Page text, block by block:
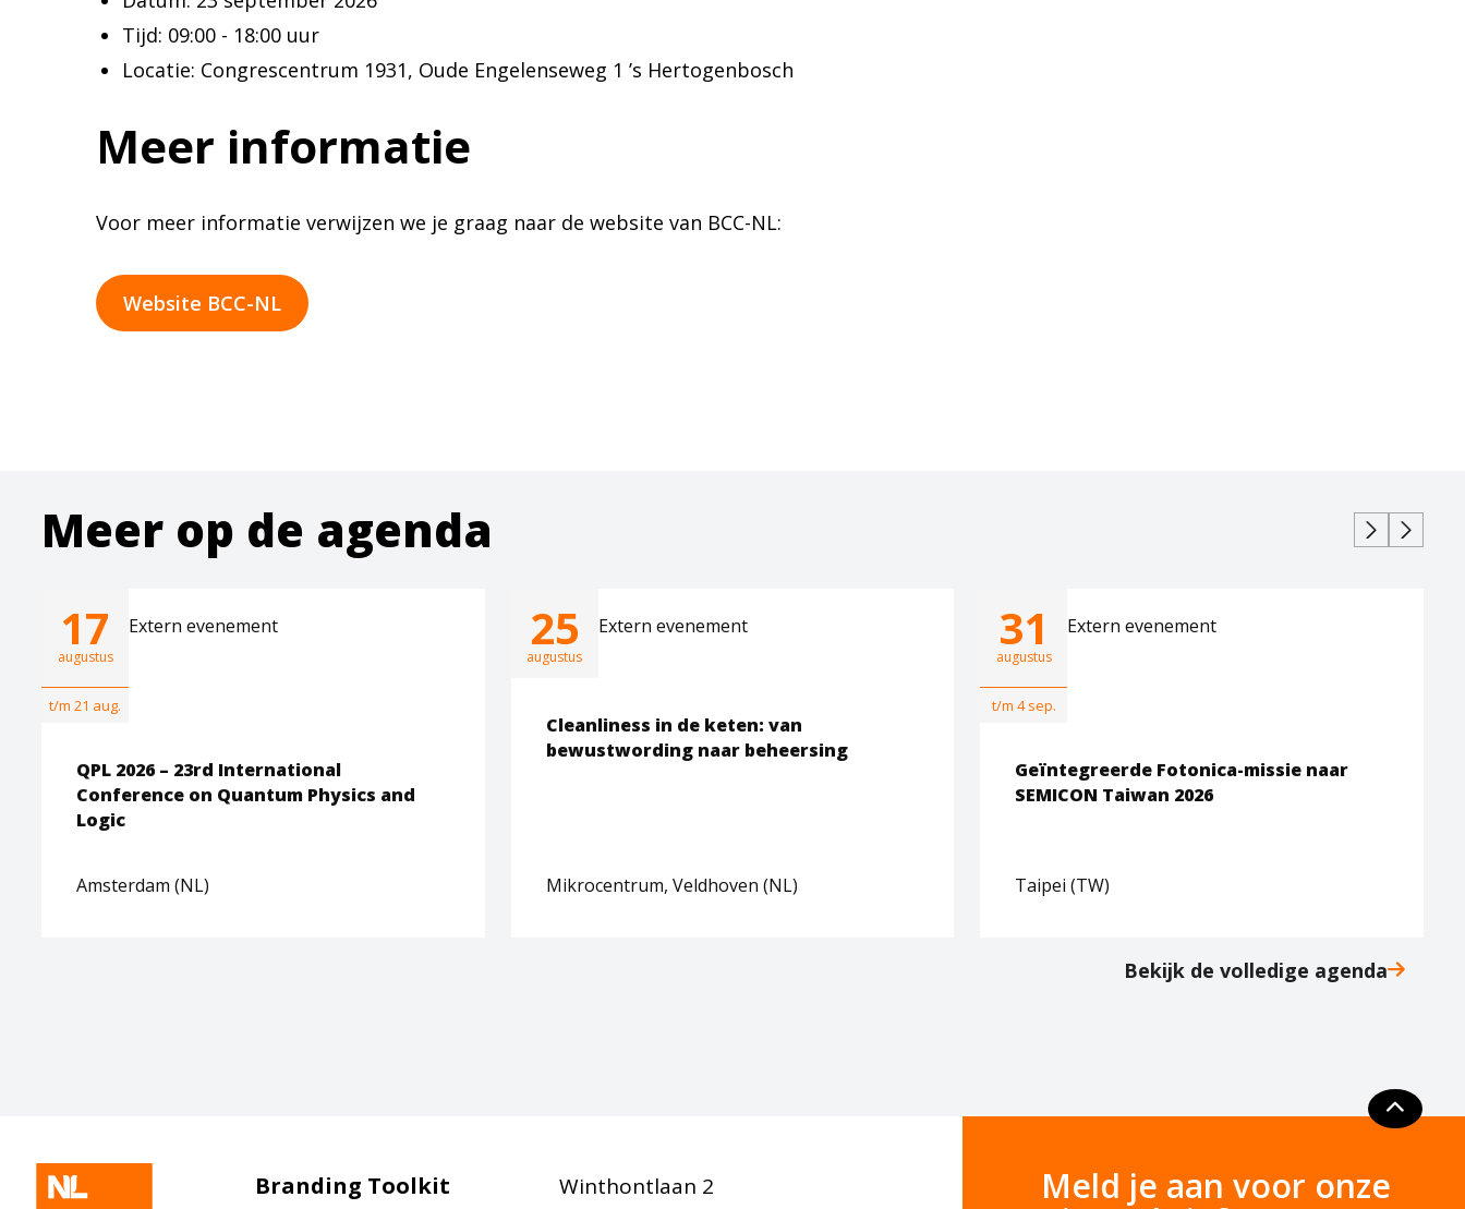
Tijd: 09:00 - 18:00 uur
Locatie: Congrescentrum 1931, Oude Engelenseweg 1 ’s Hertogenbosch
Meer informatie
Voor meer informatie verwijzen we je graag naar de website van BCC-NL:
Website BCC-NL
Meer op de agenda
17
augustus
t/m 21 aug.
Extern evenement
QPL 2026 – 23rd International
Conference on Quantum Physics and
Logic
Amsterdam (NL)
25
augustus
Extern evenement
Cleanliness in de keten: van
bewustwording naar beheersing
Mikrocentrum, Veldhoven (NL)
31
augustus
t/m 4 sep.
Extern evenement
Geïntegreerde Fotonica-missie naar
SEMICON Taiwan 2026
Taipei (TW)
Bekijk de volledige agenda
Branding Toolkit
Winthontlaan 2
Meld je aan voor onze